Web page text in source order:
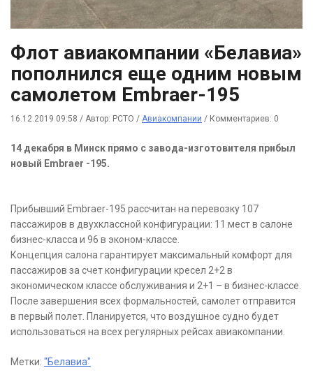
Флот авиакомпании «Белавиа»
пополнился еще одним новым
самолетом Embraer-195
16.12.2019 09:58 / Автор: РСТО / Авиакомпании / Комментариев: 0
14 декабря в Минск прямо с завода-изготовителя прибыл
новый Embraer -195.
Прибывший Embraer-195 рассчитан на перевозку 107
пассажиров в двухклассной конфигурации: 11 мест в салоне
бизнес-класса и 96 в эконом-классе.
Концепция салона гарантирует максимальный комфорт для
пассажиров за счет конфигурации кресел 2+2 в
экономическом классе обслуживания и 2+1 – в бизнес-классе.
После завершения всех формальностей, самолет отправится
в первый полет. Планируется, что воздушное судно будет
использоваться на всех регулярных рейсах авиакомпании.
Метки: "Белавиа"